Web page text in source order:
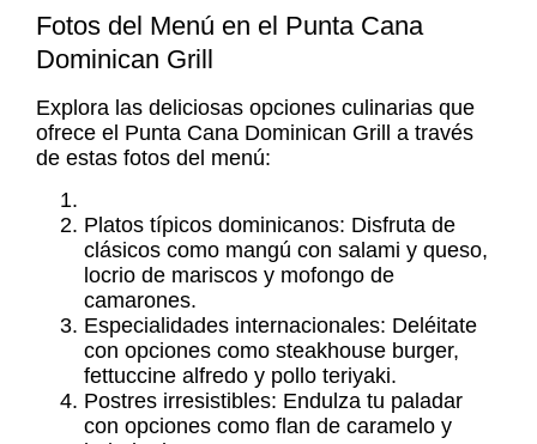
Fotos del Menú en el Punta Cana
Dominican Grill
Explora las deliciosas opciones culinarias que
ofrece el Punta Cana Dominican Grill a través
de estas fotos del menú:
Platos típicos dominicanos: Disfruta de
clásicos como mangú con salami y queso,
locrio de mariscos y mofongo de
camarones.
Especialidades internacionales: Deléitate
con opciones como steakhouse burger,
fettuccine alfredo y pollo teriyaki.
Postres irresistibles: Endulza tu paladar
con opciones como flan de caramelo y